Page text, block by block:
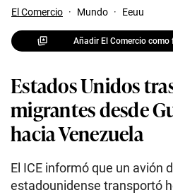
El Comercio · Mundo · Eeuu
Añadir El Comercio como
Estados Unidos
migrantes desde
hacia Venezuela
El ICE informó que un avión
estadounidense transportó